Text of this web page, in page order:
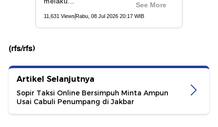
(rfs/rfs)
Artikel Selanjutnya
Sopir Taksi Online Bersimpuh Minta Ampun
Usai Cabuli Penumpang di Jakbar